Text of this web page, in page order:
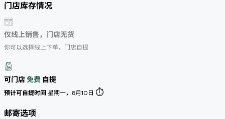
门店库存情况
仅线上销售，门店无货
你可以选择线上下单，门店自提
可门店免费 自提
预计可自提时间 星期一，8月10日 ⏱️
邮寄选项